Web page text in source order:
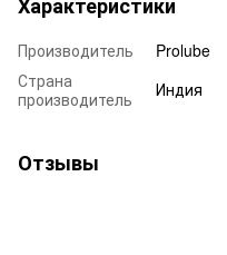
Производитель
Prolube
Страна
производитель
Индия
Отзывы